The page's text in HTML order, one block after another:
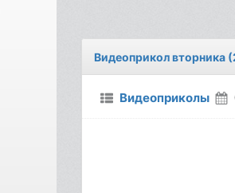
Видеоприкол вторника
Видеоприколы